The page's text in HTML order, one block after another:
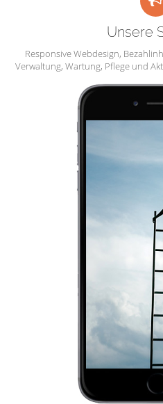
Unsere
Responsive Webdesign,
Verwaltung, Wartung, Pflege und